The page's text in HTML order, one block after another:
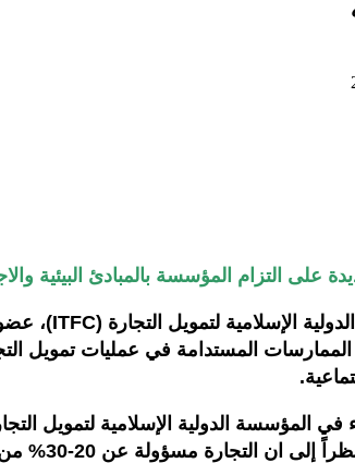
على التزام المؤسسة بالمبادئ البيئية
المستدامة في عمليات تمويل
في المؤسسة الدولية الإسلامية لتمويل